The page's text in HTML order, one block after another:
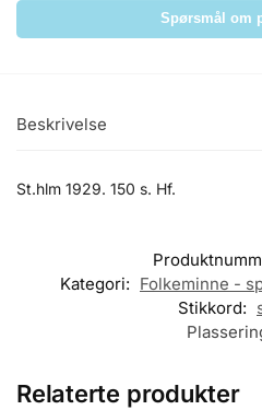
Spørsmål om
Beskrivelse
St.hlm 1929. 150 s. Hf.
Kategori: Folkeminne -
Stikkord:
Relaterte produkter